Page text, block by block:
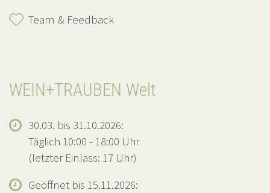
Team & Feedback
WEIN+TRAUBEN Welt
30.03. bis 31.10.2026:
Täglich 10:00 - 18:00 Uhr
(letzter Einlass: 17 Uhr)
Geöffnet bis 15.11.2026: